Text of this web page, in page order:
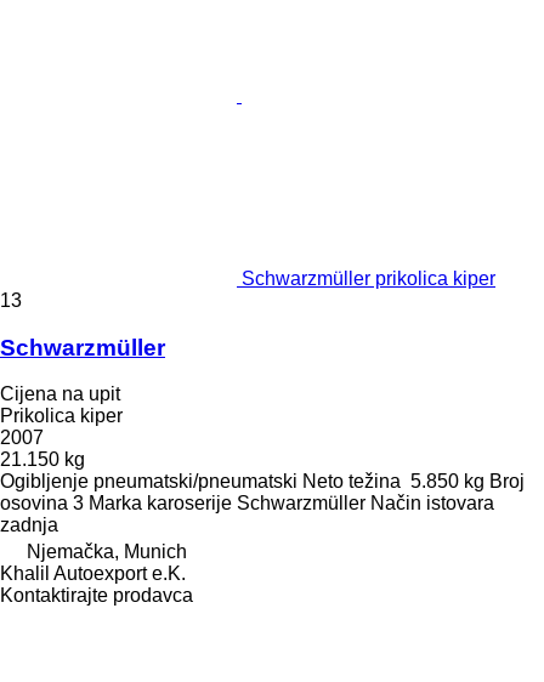
Schwarzmüller prikolica kiper
13
Schwarzmüller
Cijena na upit
Prikolica kiper
2007
21.150 kg
Ogibljenje pneumatski/pneumatski Neto težina 5.850 kg Broj
osovina 3 Marka karoserije Schwarzmüller Način istovara
zadnja
Njemačka, Munich
Khalil Autoexport e.K.
Kontaktirajte prodavca